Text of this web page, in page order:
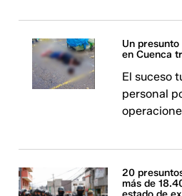
Un
en Cuenca
El suceso
personal
20
más de